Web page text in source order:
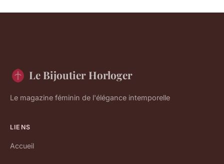
Le Bijoutier Horloger
Le magazine féminin de l'élégance intemporelle
LIENS
Accueil